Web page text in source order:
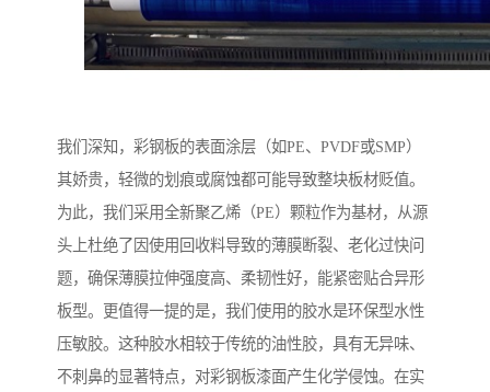
我们深知，彩钢板的表面涂层（如PE、PVDF或SMP）
其娇贵，轻微的划痕或腐蚀都可能导致整块板材贬值。
为此，我们采用全新聚乙烯（PE）颗粒作为基材，从源
头上杜绝了因使用回收料导致的薄膜断裂、老化过快问
题，确保薄膜拉伸强度高、柔韧性好，能紧密贴合异形
板型。更值得一提的是，我们使用的胶水是环保型水性
压敏胶。这种胶水相较于传统的油性胶，具有无异味、
不刺鼻的显著特点，对彩钢板漆面产生化学侵蚀。在实